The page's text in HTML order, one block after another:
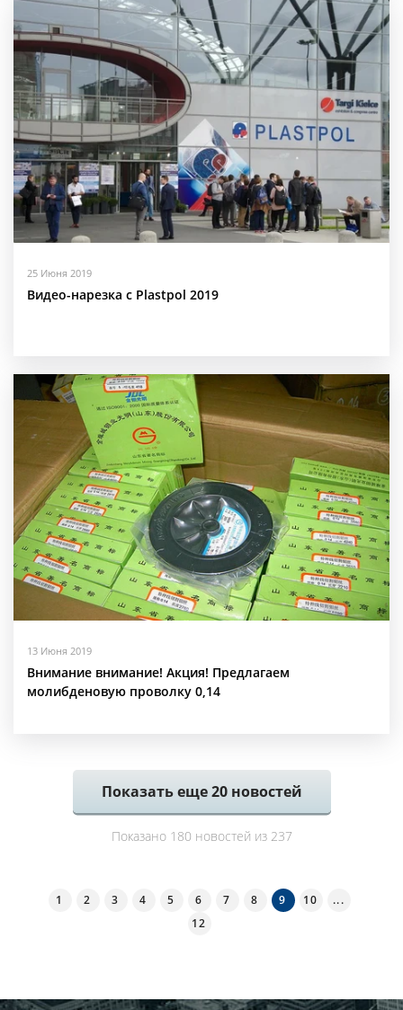
25 Июня 2019
Видео-нарезка с Plastpol 2019
13 Июня 2019
Внимание внимание! Акция! Предлагаем
молибденовую проволку 0,14
Показать еще20новостей
Показано 180 новостей из 237
1 2 3 4 5 6 7 8 9 10
...
12